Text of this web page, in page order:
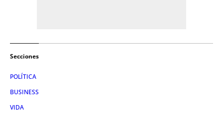
Secciones
POLÍTICA
BUSINESS
VIDA